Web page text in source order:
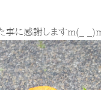
事に感謝しますm(_